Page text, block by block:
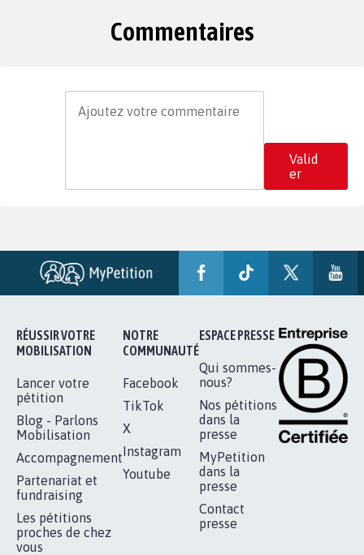
Commentaires
Valid
er
RÉUSSIR VOTRE
MOBILISATION
Lancer votre
pétition
Blog - Parlons
Mobilisation
Accompagnement
Partenariat et
fundraising
Les pétitions
proches de chez
vous
NOTRE
COMMUNAUTÉ
Facebook
TikTok
X
Instagram
Youtube
ESPACE PRESSE
Qui sommes-
nous?
Nos pétitions
dans la
presse
MyPetition
dans la
presse
Contact
presse